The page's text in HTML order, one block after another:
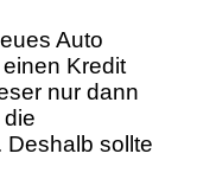
Auto
Kredit
nur dann
Deshalb sollte